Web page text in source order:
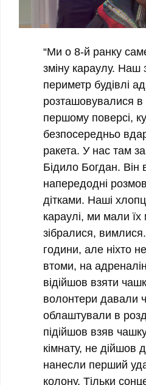
“Ми о 8-й ранку
зміну караулу. Наш
периметр будівлі
розташовувалися в
першому поверсі,
безпосередньо
ракета. У нас там
Бідило Богдан. Він
напередодні
дітками. Наші
караулі, ми мали їх
зібралися,
години, але ніхто
втоми, на
відійшов взяти
волонтери давали
облаштували в
підійшов взяв
кімнату, не дійшов
нанесли перший
колону. Тільки